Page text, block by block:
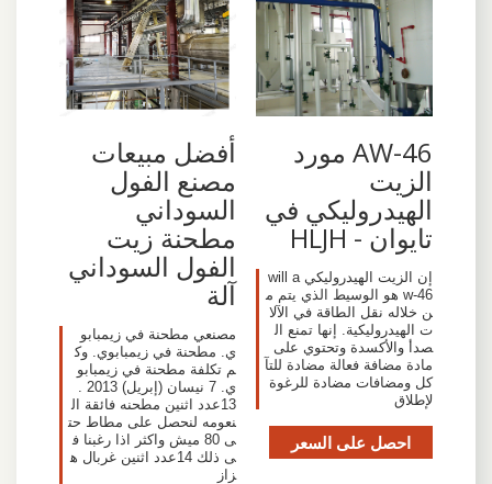
AW-46 مورد
الزيت
الهيدروليكي في
تايوان - HLJH
إن الزيت الهيدروليكي will a
w-46 هو الوسيط الذي يتم م
ن خلاله نقل الطاقة في الآلا
ت الهيدروليكية. إنها تمنع ال
صدأ والأكسدة وتحتوي على
مادة مضافة فعالة مضادة للتآ
كل ومضافات مضادة للرغوة
لإطلاق
احصل على السعر
أفضل مبيعات
مصنع الفول
السوداني
مطحنة زيت
الفول السوداني
آلة
مصنعي مطحنة في زيمبابو
ي. مطحنة في زيمبابوي. وك
م تكلفة مطحنة في زيمبابو
13عدد اثنين مطحنه فائقة ال
نعومه لنحصل على مطاط حت
ى 80 ميش واكثر اذا رغبنا ف
ى ذلك 14عدد اثنين غربال ه
زاز